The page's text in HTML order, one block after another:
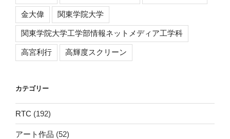
金大偉 関東学院大学
関東学院大学工学部情報ネットメディア工学科
高宮利行 高輝度スクリーン
カテゴリー
RTC (192)
アート作品 (52)